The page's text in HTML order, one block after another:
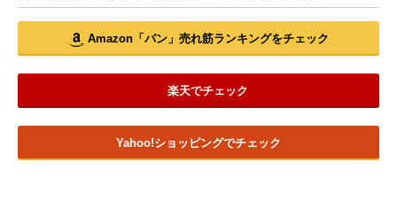
Amazon「パン」売れ筋ランキングをチェック
楽天でチェック
Yahoo!ショッピングでチェック